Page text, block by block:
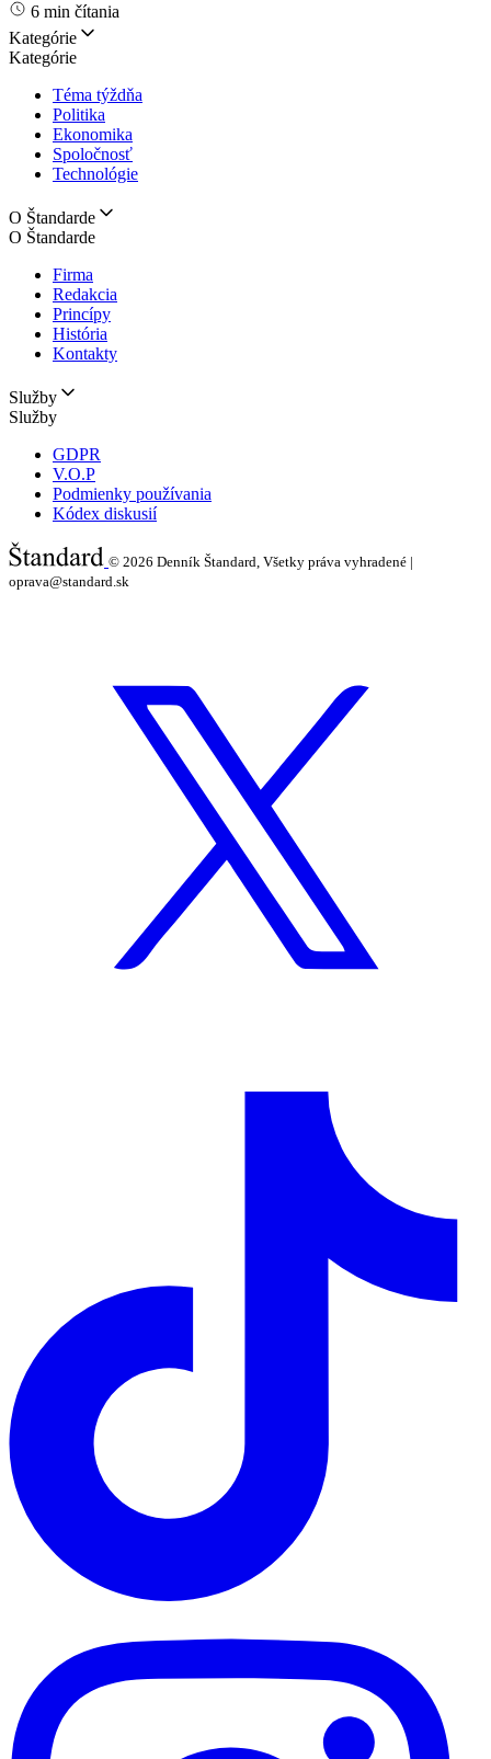
6 min čítania
Kategórie
Kategórie
Téma týždňa
Politika
Ekonomika
Spoločnosť
Technológie
O Štandarde
O Štandarde
Firma
Redakcia
Princípy
História
Kontakty
Služby
Služby
GDPR
V.O.P
Podmienky používania
Kódex diskusií
© 2026 Denník Štandard, Všetky práva vyhradené |
oprava@standard.sk